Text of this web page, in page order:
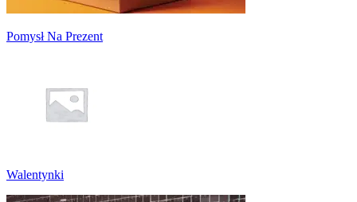
Pomysł Na Prezent
Walentynki